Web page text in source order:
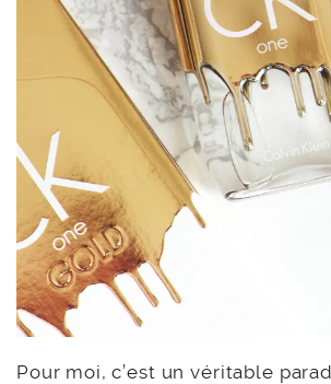
Pour moi, c’est un véritable